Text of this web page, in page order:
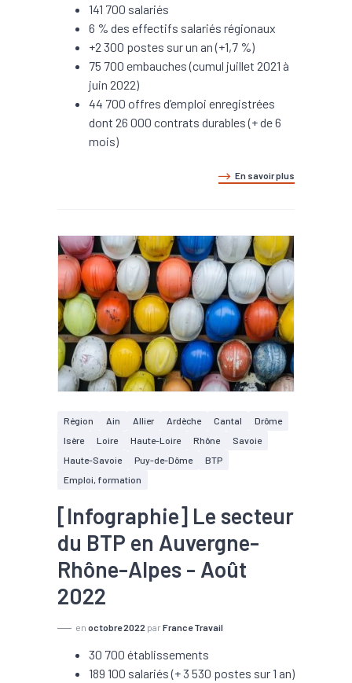
141 700 salariés
6 % des effectifs salariés régionaux
+2 300 postes sur un an (+1,7 %)
75 700 embauches (cumul juillet 2021 à
juin 2022)
44 700 offres d’emploi enregistrées
dont 26 000 contrats durables (+ de 6
mois)
En savoir plus
Région Ain Allier Ardèche Cantal
Drôme
Isère
Loire Haute-Loire Rhône
Savoie
Haute-Savoie
Puy-de-Dôme
BTP
Emploi, formation
[Infographie] Le secteur
du BTP en Auvergne-
Rhône-Alpes - Août
2022
en octobre 2022 par France Travail
30 700 établissements
189 100 salariés (+ 3 530 postes sur 1 an)